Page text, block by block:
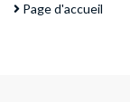
Page d'accueil